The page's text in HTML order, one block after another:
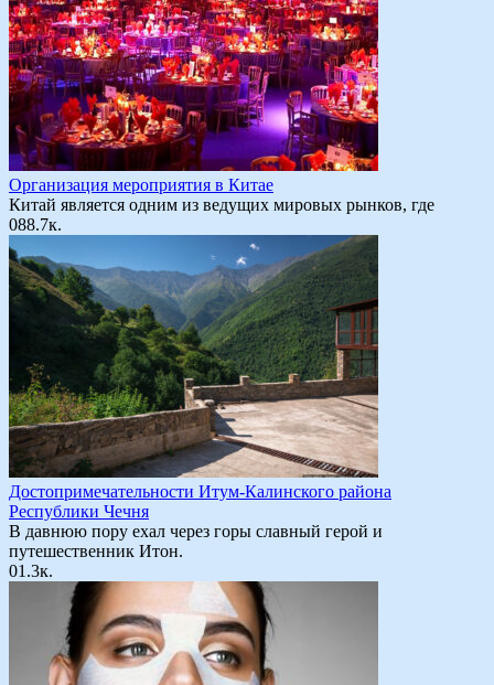
Организация мероприятия в Китае
Китай является одним из ведущих мировых рынков, где
088.7к.
Достопримечательности Итум-Калинского района
Республики Чечня
В давнюю пору ехал через горы славный герой и
путешественник Итон.
01.3к.